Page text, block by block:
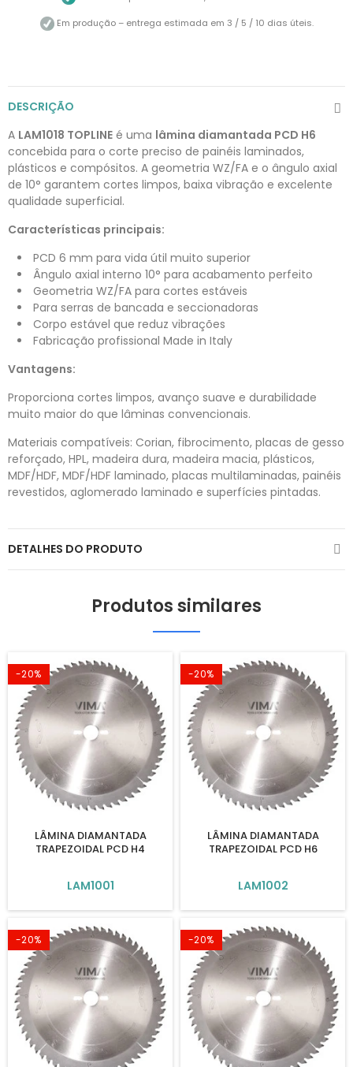
Em produção – entrega estimada em 3 / 5 / 10 dias úteis.
DESCRIÇÃO
A LAM1018 TOPLINE é uma lâmina diamantada PCD H6
concebida para o corte preciso de painéis laminados,
plásticos e compósitos. A geometria WZ/FA e o ângulo axial
de 10° garantem cortes limpos, baixa vibração e excelente
qualidade superficial.
Características principais:
PCD 6 mm para vida útil muito superior
Ângulo axial interno 10° para acabamento perfeito
Geometria WZ/FA para cortes estáveis
Para serras de bancada e seccionadoras
Corpo estável que reduz vibrações
Fabricação profissional Made in Italy
Vantagens:
Proporciona cortes limpos, avanço suave e durabilidade
muito maior do que lâminas convencionais.
Materiais compatíveis: Corian, fibrocimento, placas de gesso
reforçado, HPL, madeira dura, madeira macia, plásticos,
MDF/HDF, MDF/HDF laminado, placas multilaminadas, painéis
revestidos, aglomerado laminado e superfícies pintadas.
DETALHES DO PRODUTO
Produtos similares
-20%
LÂMINA DIAMANTADA
TRAPEZOIDAL PCD H4
LAM1001
-20%
LÂMINA DIAMANTADA
TRAPEZOIDAL PCD H6
LAM1002
-20% -20%